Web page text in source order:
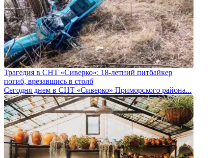
Трагедия в СНТ «Сиверко»: 18-летний питбайкер
погиб, врезавшись в столб
Сегодня днем в СНТ «Сиверко» Приморского района...